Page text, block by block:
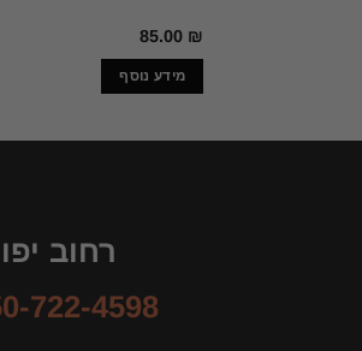
85.00 ₪
מידע נוסף
רחוב יפו 30 ירושלים
722-4598